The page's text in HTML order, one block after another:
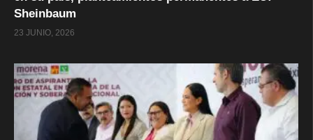
Sheinbaum
23 JUNIO, 2026